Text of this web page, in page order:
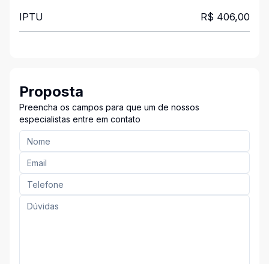
IPTU R$ 406,00
Proposta
Preencha os campos para que um de nossos
especialistas entre em contato